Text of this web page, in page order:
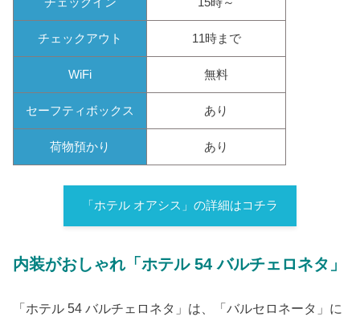
チェックイン 15時～
チェックアウト 11時まで
WiFi 無料
セーフティボックス あり
荷物預かり あり
「ホテル オアシス」の詳細はコチラ
内装がおしゃれ「ホテル 54 バルチェロネタ」
「ホテル 54 バルチェロネタ」は、「バルセロネータ」に